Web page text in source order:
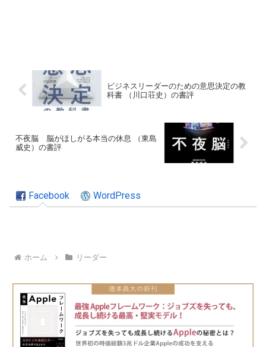
ビジネスリーダーのための意思決定の教
科書 （川口荘史）の書評
不夜脳 脳がほしがる本当の休息 （東島
威史）の書評
Facebook WordPress
ホーム リーダー